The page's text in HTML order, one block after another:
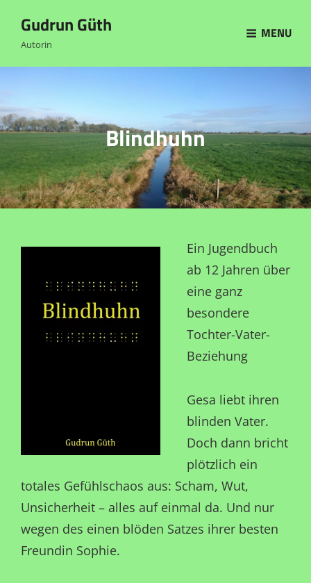
Gudrun Güth
Autorin
MENU
Blindhuhn
Ein Jugendbuch
ab 12 Jahren über
eine ganz
besondere
Tochter-Vater-
Beziehung
Gesa liebt ihren
blinden Vater.
Doch dann bricht
plötzlich ein
totales Gefühlschaos aus: Scham, Wut,
Unsicherheit – alles auf einmal da. Und nur
wegen des einen blöden Satzes ihrer besten
Freundin Sophie.